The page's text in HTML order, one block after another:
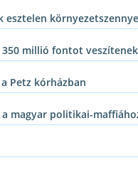
esztelen
millió fontot
Petz kórházban
magyar politikai-